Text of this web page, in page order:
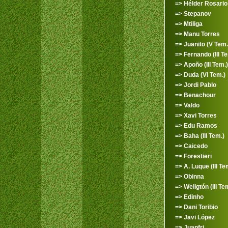
=> Hélder Rosario
=> Stepanov
=> Mtiliga
=> Manu Torres
=> Juanito (V
=> Fernando (III
=> Apoño (III Tem.)
=> Duda (VI Tem.)
=> Jordi Pablo
=> Benachour
=> Valdo
=> Xavi Torres
=> Edu Ramos
=> Baha (III Tem.)
=> Caicedo
=> Forestieri
=> A. Luque (III
=> Obinna
=> Weligtón (III
=> Edinho
=> Dani Toribio
=> Javi López